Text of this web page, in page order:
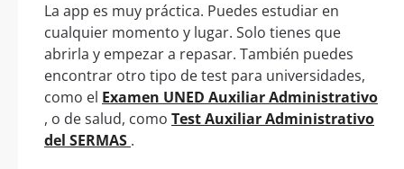
La app es muy práctica. Puedes estudiar en
cualquier momento y lugar. Solo tienes que
abrirla y empezar a repasar. También puedes
encontrar otro tipo de test para universidades,
como el Examen UNED Auxiliar Administrativo
, o de salud, como Test Auxiliar Administrativo
del SERMAS .